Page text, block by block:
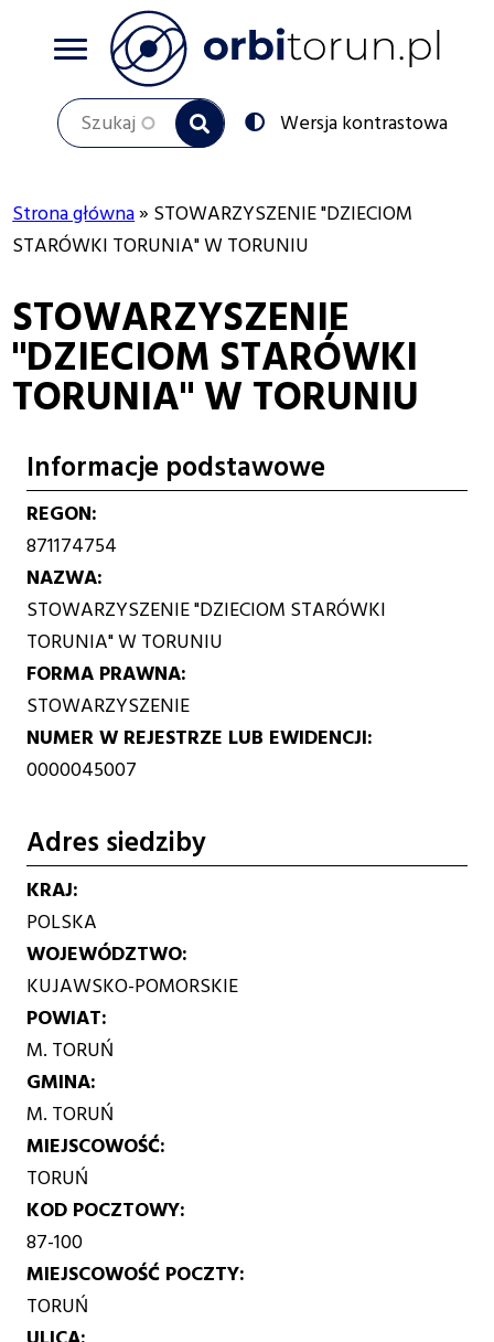
Szukaj
Przełącz
na:
Wersja kontrastowa
Ścieżka
nawigacyjna
Strona główna
STOWARZYSZENIE "DZIECIOM
STARÓWKI TORUNIA" W TORUNIU
STOWARZYSZENIE
"DZIECIOM STARÓWKI
TORUNIA" W TORUNIU
Informacje podstawowe
REGON
871174754
NAZWA
STOWARZYSZENIE "DZIECIOM STARÓWKI
TORUNIA" W TORUNIU
FORMA PRAWNA
STOWARZYSZENIE
NUMER W REJESTRZE LUB EWIDENCJI
0000045007
Adres siedziby
KRAJ
POLSKA
WOJEWÓDZTWO
KUJAWSKO-POMORSKIE
POWIAT
M. TORUŃ
GMINA
M. TORUŃ
MIEJSCOWOŚĆ
TORUŃ
KOD POCZTOWY
87-100
MIEJSCOWOŚĆ POCZTY
TORUŃ